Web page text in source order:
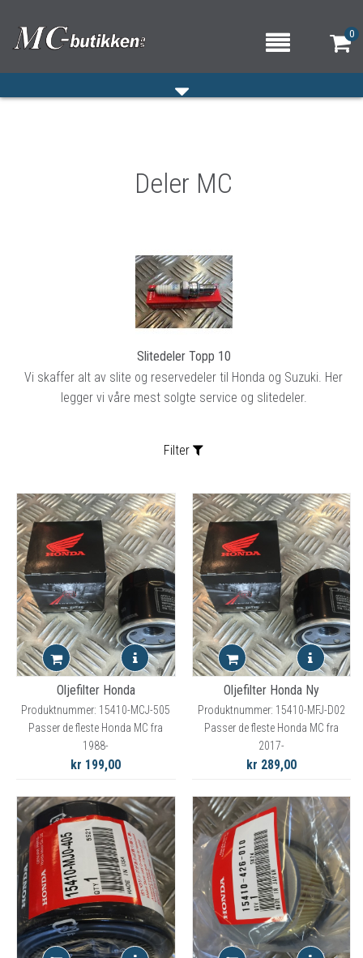
0
Deler MC
Slitedeler Topp 10
Vi skaffer alt av slite og reservedeler til Honda og Suzuki. Her
legger vi våre mest solgte service og slitedeler.
Filter
Oljefilter Honda
Produktnummer: 15410-MCJ-505
Passer de fleste Honda MC fra
1988-
kr 199,00
Oljefilter Honda Ny
Produktnummer: 15410-MFJ-D02
Passer de fleste Honda MC fra
2017-
kr 289,00